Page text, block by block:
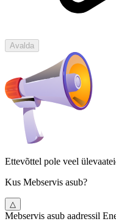
Avalda
Ettevõttel pole veel
Kus Mebservis asub?
△
Mebservis asub aadressil